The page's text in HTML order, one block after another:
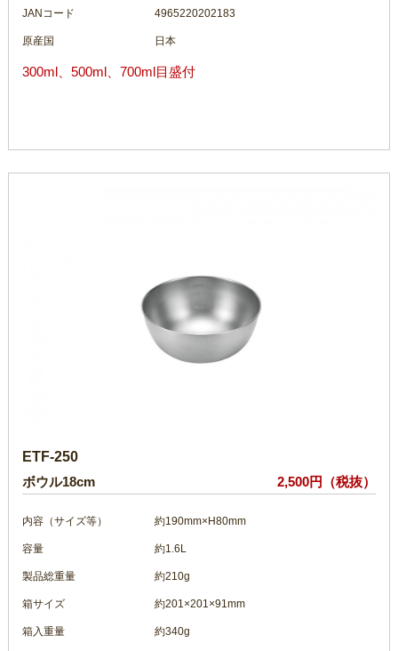
JANコード 4965220202183
原産国 日本
300ml、500ml、700ml目盛付
ETF-250
ボウル18cm
2,500円（税抜）
内容（サイズ等） 約190mm×H80mm
容量 約1.6L
製品総重量 約210g
箱サイズ 約201×201×91mm
箱入重量 約340g